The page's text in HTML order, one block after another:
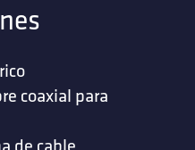
coaxial para
de cable